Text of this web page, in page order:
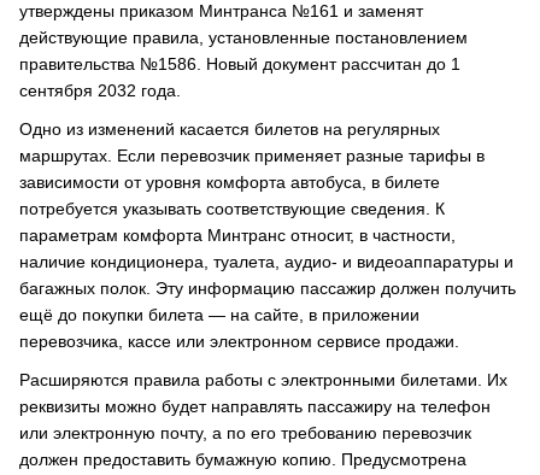
утверждены приказом Минтранса №161 и заменят
действующие правила, установленные постановлением
правительства №1586. Новый документ рассчитан до 1
сентября 2032 года.
Одно из изменений касается билетов на регулярных
маршрутах. Если перевозчик применяет разные тарифы в
зависимости от уровня комфорта автобуса, в билете
потребуется указывать соответствующие сведения. К
параметрам комфорта Минтранс относит, в частности,
наличие кондиционера, туалета, аудио- и видеоаппаратуры и
багажных полок. Эту информацию пассажир должен получить
ещё до покупки билета — на сайте, в приложении
перевозчика, кассе или электронном сервисе продажи.
Расширяются правила работы с электронными билетами. Их
реквизиты можно будет направлять пассажиру на телефон
или электронную почту, а по его требованию перевозчик
должен предоставить бумажную копию. Предусмотрена